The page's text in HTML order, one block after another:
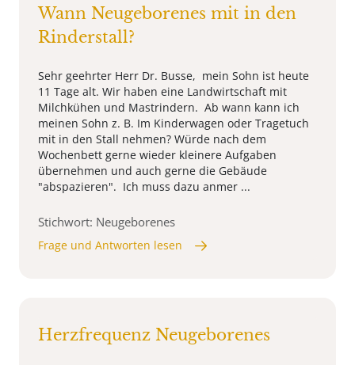
Wann Neugeborenes mit in den
Rinderstall?
Sehr geehrter Herr Dr. Busse, mein Sohn ist heute
11 Tage alt. Wir haben eine Landwirtschaft mit
Milchkühen und Mastrindern. Ab wann kann ich
meinen Sohn z. B. Im Kinderwagen oder Tragetuch
mit in den Stall nehmen? Würde nach dem
Wochenbett gerne wieder kleinere Aufgaben
übernehmen und auch gerne die Gebäude
"abspazieren". Ich muss dazu anmer ...
Stichwort: Neugeborenes
Frage und Antworten lesen
Herzfrequenz Neugeborenes